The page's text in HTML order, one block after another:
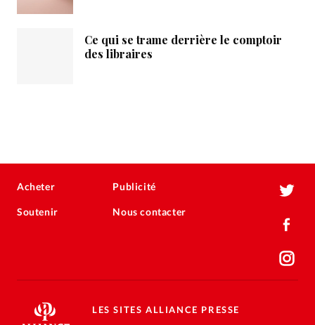
Ce qui se trame derrière le comptoir
des libraires
Acheter
Soutenir
Publicité
Nous contacter
LES SITES ALLIANCE PRESSE